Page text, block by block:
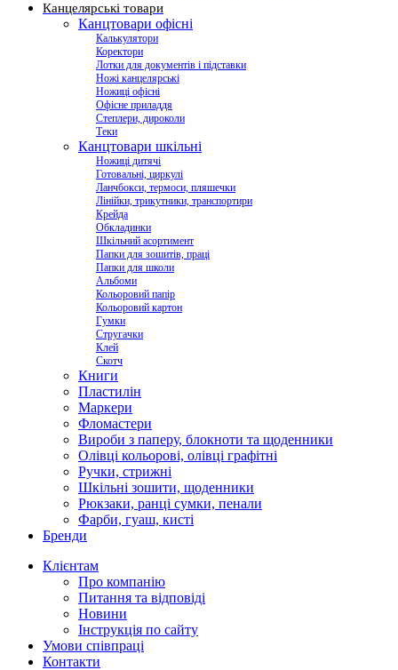
Канцелярські товари
Канцтовари офісні
Калькулятори
Коректори
Лотки для документів і підставки
Ножі канцелярські
Ножиці офісні
Офісне приладдя
Степлери, дироколи
Теки
Канцтовари шкільні
Ножиці дитячі
Готовальні, циркулі
Ланчбокси, термоси, пляшечки
Лінійки, трикутники, транспортири
Крейда
Обкладинки
Шкільний асортимент
Папки для зошитів, праці
Папки для школи
Альбоми
Кольоровий папір
Кольоровий картон
Гумки
Стругачки
Клей
Скотч
Книги
Пластилін
Маркери
Фломастери
Вироби з паперу, блокноти та щоденники
Олівці кольорові, олівці графітні
Ручки, стрижні
Шкільні зошити, щоденники
Рюкзаки, ранці сумки, пенали
Фарби, гуаш, кисті
Бренди
Клієнтам
Про компанію
Питання та відповіді
Новини
Інструкція по сайту
Умови співпраці
Контакти